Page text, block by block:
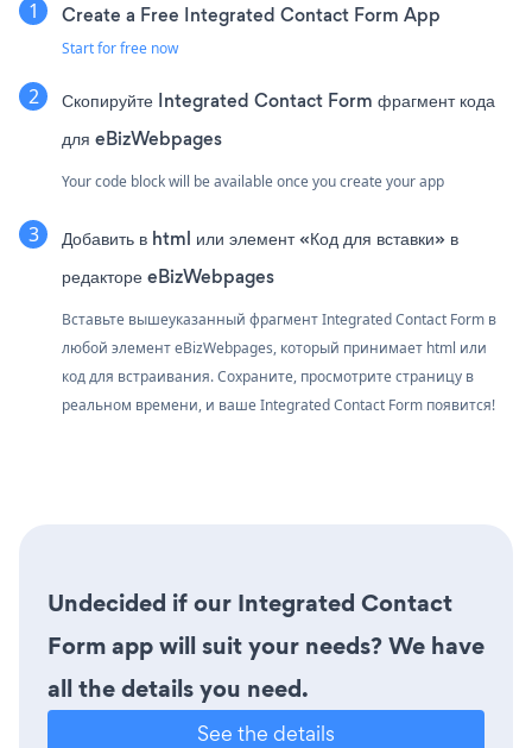
Create a Free Integrated Contact Form App
Start for free now
Скопируйте Integrated Contact Form фрагмент кода
для eBizWebpages
Your code block will be available once you create your app
Добавить в html или элемент «Код для вставки» в
редакторе eBizWebpages
Вставьте вышеуказанный фрагмент Integrated Contact Form в
любой элемент eBizWebpages, который принимает html или
код для встраивания. Сохраните, просмотрите страницу в
реальном времени, и ваше Integrated Contact Form появится!
Undecided if our Integrated Contact
Form app will suit your needs? We have
all the details you need.
See the details